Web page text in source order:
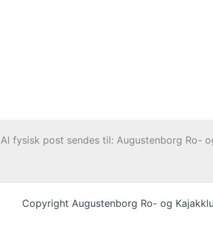
Al fysisk post sendes til: Augustenborg Ro-
Copyright Augustenborg Ro- og